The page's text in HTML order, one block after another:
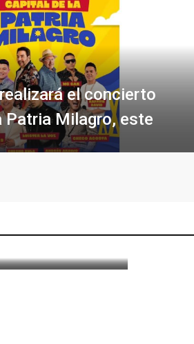
el concierto
Patria Milagro, este
2026
sus